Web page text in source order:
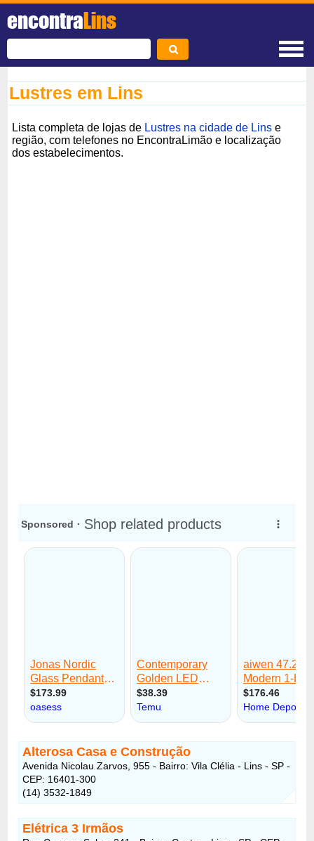
encontraLins
Lustres em Lins
Lista completa de lojas de Lustres na cidade de Lins e
região, com telefones no EncontraLimão e localização
dos estabelecimentos.
Alterosa Casa e Construção
Avenida Nicolau Zarvos, 955 - Bairro: Vila Clélia - Lins - SP -
CEP: 16401-300
(14) 3532-1849
Elétrica 3 Irmãos